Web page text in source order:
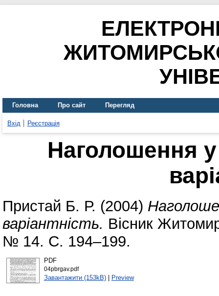
Головна Про сайт Перегляд
Вхід Реєстрація
Наголошення у
Пристай Б. Р. (2004)
варіантність. Вісник
№ 14. С. 194–199.
PDF
04pbrgav.pdf
Завантажити (153kB)| Preview